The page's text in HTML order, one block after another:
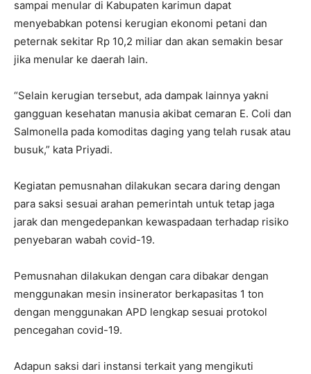
sampai menular di Kabupaten karimun dapat
menyebabkan potensi kerugian ekonomi petani dan
peternak sekitar Rp 10,2 miliar dan akan semakin besar
jika menular ke daerah lain.
“Selain kerugian tersebut, ada dampak lainnya yakni
gangguan kesehatan manusia akibat cemaran E. Coli dan
Salmonella pada komoditas daging yang telah rusak atau
busuk,” kata Priyadi.
Kegiatan pemusnahan dilakukan secara daring dengan
para saksi sesuai arahan pemerintah untuk tetap jaga
jarak dan mengedepankan kewaspadaan terhadap risiko
penyebaran wabah covid-19.
Pemusnahan dilakukan dengan cara dibakar dengan
menggunakan mesin insinerator berkapasitas 1 ton
dengan menggunakan APD lengkap sesuai protokol
pencegahan covid-19.
Adapun saksi dari instansi terkait yang mengikuti